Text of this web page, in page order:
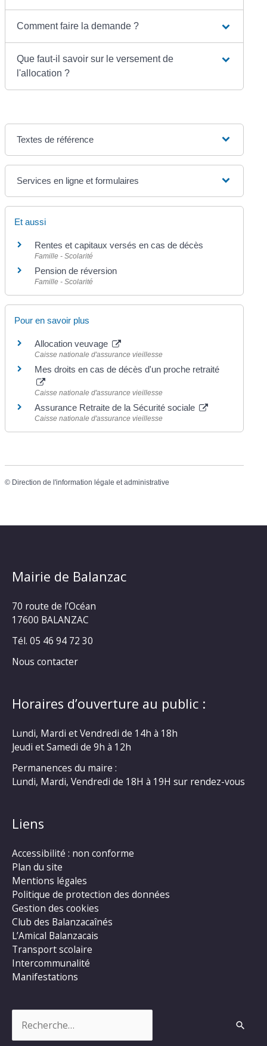
Comment faire la demande ?
Que faut-il savoir sur le versement de
l'allocation ?
Textes de référence
Services en ligne et formulaires
Et aussi
Rentes et capitaux versés en cas de décès
Famille - Scolarité
Pension de réversion
Famille - Scolarité
Pour en savoir plus
Allocation veuvage
Caisse nationale d'assurance vieillesse
Mes droits en cas de décès d'un proche retraité
Caisse nationale d'assurance vieillesse
Assurance Retraite de la Sécurité sociale
Caisse nationale d'assurance vieillesse
© Direction de l'information légale et administrative
Mairie de Balanzac
70 route de l’Océan
17600 BALANZAC
Tél. 05 46 94 72 30
Nous contacter
Horaires d’ouverture au public :
Lundi, Mardi et Vendredi de 14h à 18h
Jeudi et Samedi de 9h à 12h
Permanences du maire :
Lundi, Mardi, Vendredi de 18H à 19H sur rendez-vous
Liens
Accessibilité : non conforme
Plan du site
Mentions légales
Politique de protection des données
Gestion des cookies
Club des Balanzacaînés
L’Amical Balanzacais
Transport scolaire
Intercommunalité
Manifestations